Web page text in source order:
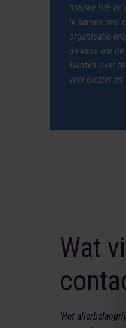
nieuwe HR-
ik samen met
organisatie
de kans om
klanten over
veel plezier en
Wat
‘Het